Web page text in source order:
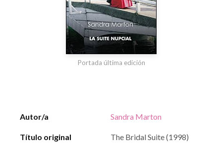
Autor/a Sandra Marton
Título original The Bridal Suite (1998)
Portada última edición